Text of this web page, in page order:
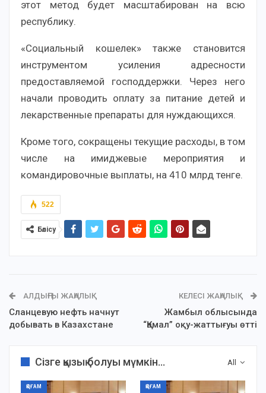
этот метод будет масштабирован на всю
республику.
«Социальный кошелек» также становится
инструментом усиления адресности
предоставляемой господдержки. Через него
начали проводить оплату за питание детей и
лекарственные препараты для нуждающихся.
Кроме того, сокращены текущие расходы, в том
числе на имиджевые мероприятия и
командировочные выплаты, на 410 млрд тенге.
522
Бөлісу
АЛДЫҢҒЫ ЖАҢАЛЫҚ
Сланцевую нефть начнут
добывать в Казахстане
КЕЛЕСІ ЖАҢАЛЫҚ
Жамбыл облысында
“Қамал” оқу-жаттығуы өтті
All
Сізге қызық болуы мүмкін...
ҚОҒАМ ҚОҒАМ